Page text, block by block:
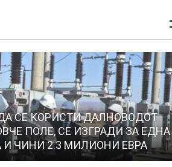
СЕ КОРИСТИ ДАЛНОВОДОТ
ПОЛЕ, СЕ ИЗГРАДИ ЗА ЕДНА
И ЧИНИ 2.3 МИЛИОНИ ЕВРА